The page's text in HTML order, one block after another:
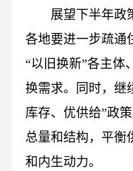
展望下半年政
各地要进一步疏通
“以旧换新”各主体
换需求。同时，继
库存、优供给”政
总量和结构，平衡
和内生动力。